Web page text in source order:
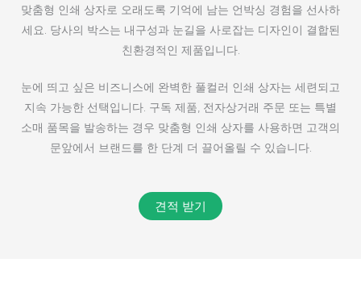
맞춤형 인쇄 상자로 오래도록 기억에 남는 언박싱 경험을 선사하
세요. 당사의 박스는 내구성과 눈길을 사로잡는 디자인이 결합된
친환경적인 제품입니다.
눈에 띄고 싶은 비즈니스에 완벽한 풀컬러 인쇄 상자는 세련되고
지속 가능한 선택입니다. 구독 제품, 전자상거래 주문 또는 특별
소매 품목을 발송하는 경우 맞춤형 인쇄 상자를 사용하면 고객의
문앞에서 브랜드를 한 단계 더 끌어올릴 수 있습니다.
견적 받기